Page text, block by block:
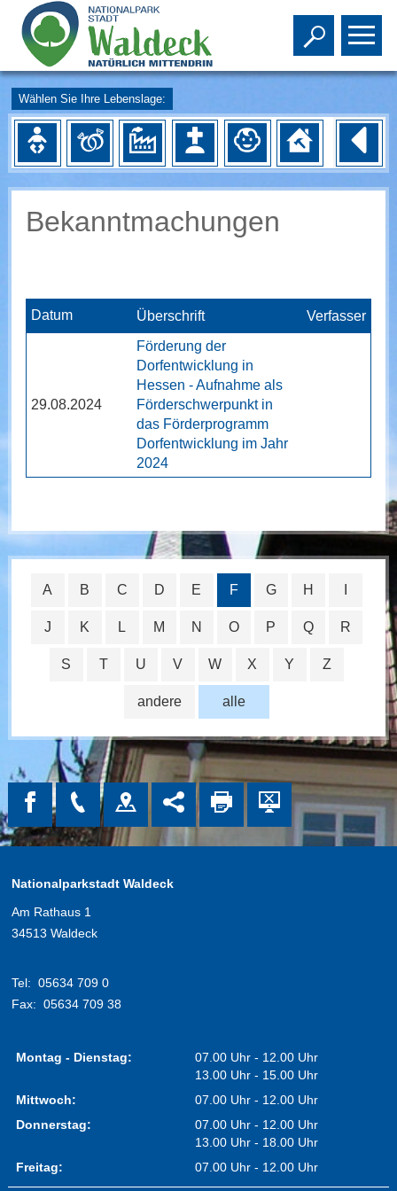
Toggle
Wählen Sie Ihre Lebenslage:
Bekanntmachungen
Datum Überschrift Verfasser
29.08.2024
Förderung der
Dorfentwicklung in
Hessen - Aufnahme als
Förderschwerpunkt in
das Förderprogramm
Dorfentwicklung im Jahr
2024
alle
A B C D E F G H
J K L M N O P Q R
S T U V W X Y Z
andere
Nationalparkstadt Waldeck
Am Rathaus 1
34513 Waldeck
Tel: 05634 709 0
Fax: 05634 709 38
Montag - Dienstag:
07.00 Uhr - 12.00 Uhr
13.00 Uhr - 15.00 Uhr
Mittwoch:
07.00 Uhr - 12.00 Uhr
Donnerstag:
07.00 Uhr - 12.00 Uhr
13.00 Uhr - 18.00 Uhr
Freitag:
07.00 Uhr - 12.00 Uhr